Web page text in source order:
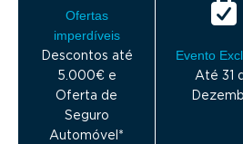
Ofertas
imperdíveis
Descontos até
5.000€ e
Oferta de
Seguro
Automóvel*
Evento
Até 31